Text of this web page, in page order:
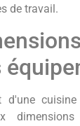
de travail.
d'une